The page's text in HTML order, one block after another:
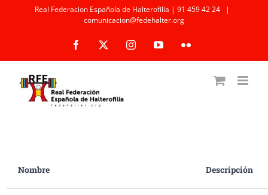
Real Federacion Española de Halterofilia | 91 459 42 24
|
comunicacion@fedehalter.org
Facebook InstagramYouTubeFlickr
Nombre Descripción